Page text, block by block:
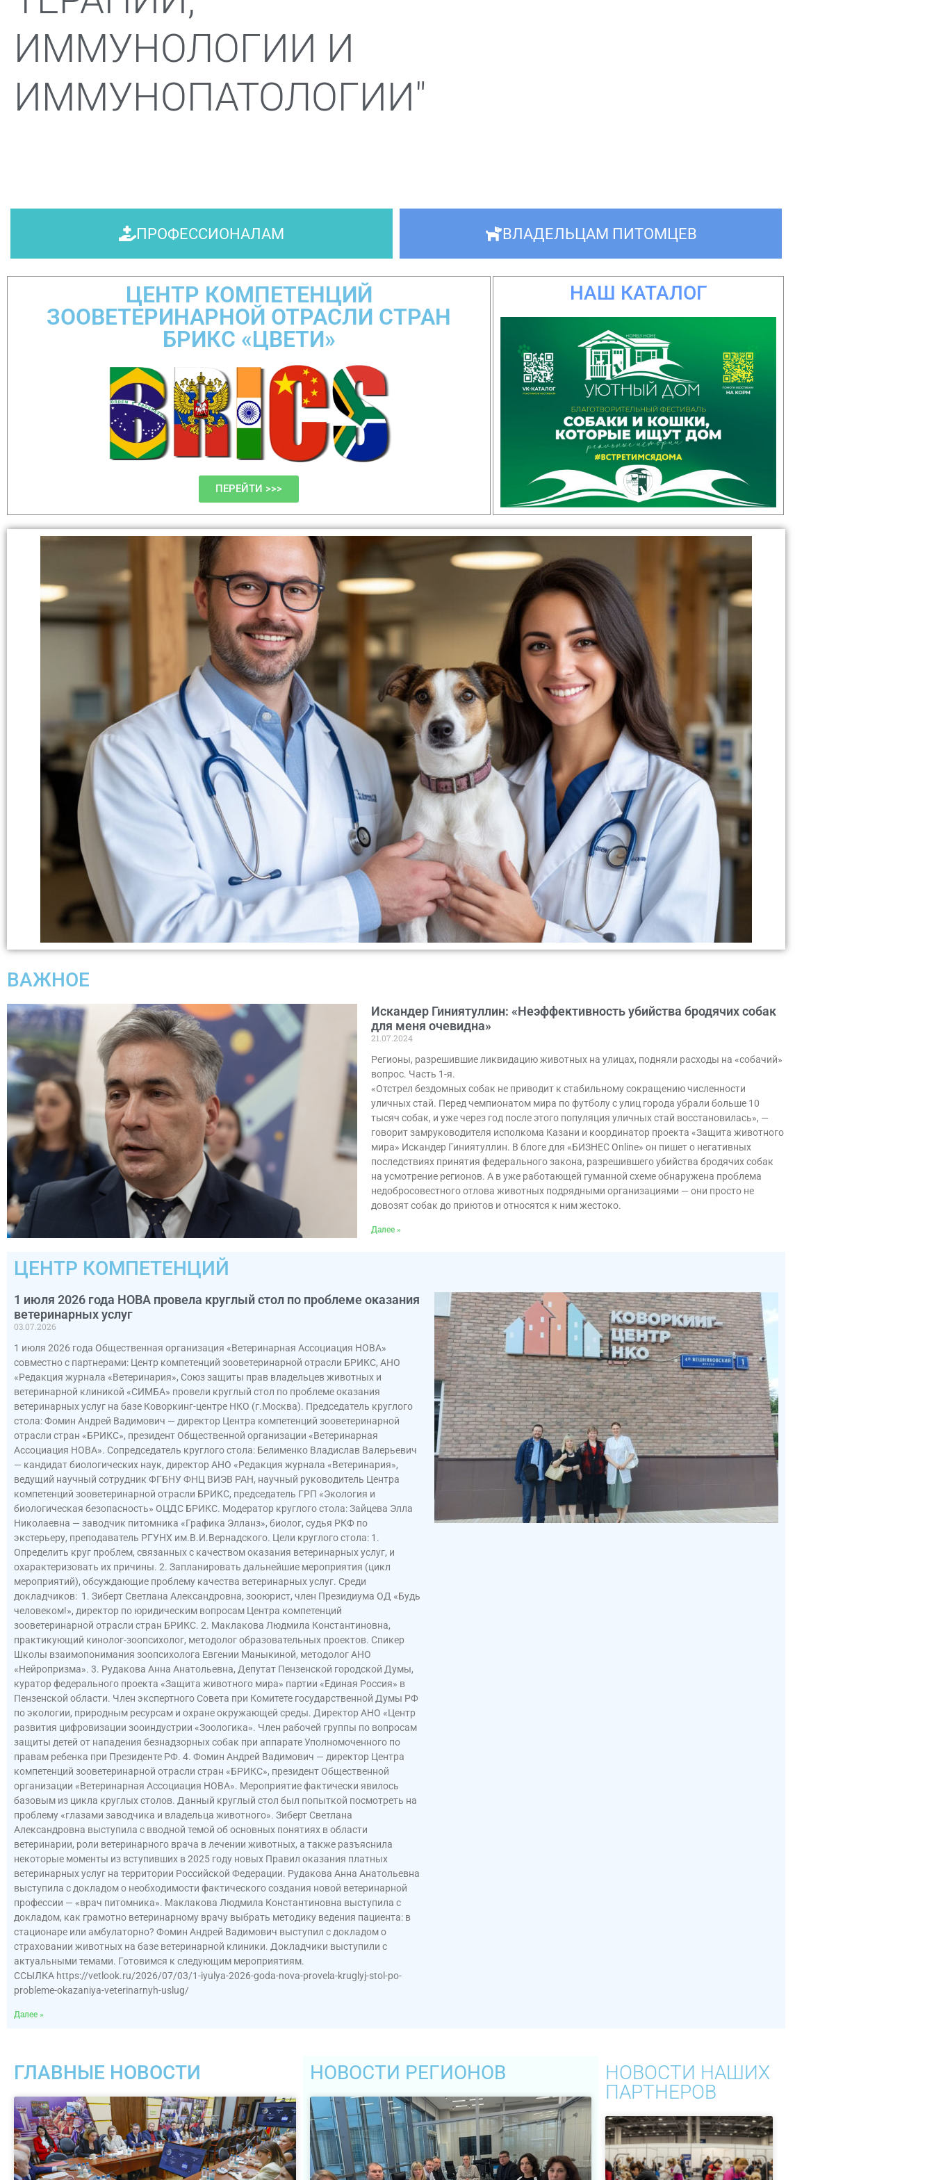
ИММУНОЛОГИИ И
ИММУНОПАТОЛОГИИ"
ПРОФЕССИОНАЛАМ ВЛАДЕЛЬЦАМ ПИТОМЦЕВ
ЦЕНТР КОМПЕТЕНЦИЙ
ЗООВЕТЕРИНАРНОЙ ОТРАСЛИ СТРАН
БРИКС «ЦВЕТИ»
ПЕРЕЙТИ >>>
НАШ КАТАЛОГ
ВАЖНОЕ
Искандер Гиниятуллин: «Неэффективность убийства бродячих собак
для меня очевидна»
21.07.2024
Регионы, разрешившие ликвидацию животных на улицах, подняли расходы на «собачий»
вопрос. Часть 1-я.
«Отстрел бездомных собак не приводит к стабильному сокращению численности
уличных стай. Перед чемпионатом мира по футболу с улиц города убрали больше 10
тысяч собак, и уже через год после этого популяция уличных стай восстановилась», —
говорит замруководителя исполкома Казани и координатор проекта «Защита животного
мира» Искандер Гиниятуллин. В блоге для «БИЗНЕС Online» он пишет о негативных
последствиях принятия федерального закона, разрешившего убийства бродячих собак
на усмотрение регионов. А в уже работающей гуманной схеме обнаружена проблема
недобросовестного отлова животных подрядными организациями — они просто не
довозят собак до приютов и относятся к ним жестоко.
Далее »
ЦЕНТР КОМПЕТЕНЦИЙ
1 июля 2026 года НОВА провела круглый стол по проблеме оказания
ветеринарных услуг
03.07.2026
1 июля 2026 года Общественная организация «Ветеринарная Ассоциация НОВА»
совместно с партнерами: Центр компетенций зооветеринарной отрасли БРИКС, АНО
«Редакция журнала «Ветеринария», Союз защиты прав владельцев животных и
ветеринарной клиникой «СИМБА» провели круглый стол по проблеме оказания
ветеринарных услуг на базе Коворкинг-центре НКО (г.Москва). Председатель круглого
стола: Фомин Андрей Вадимович — директор Центра компетенций зооветеринарной
отрасли стран «БРИКС», президент Общественной организации «Ветеринарная
Ассоциация НОВА». Сопредседатель круглого стола: Белименко Владислав Валерьевич
— кандидат биологических наук, директор АНО «Редакция журнала «Ветеринария»,
ведущий научный сотрудник ФГБНУ ФНЦ ВИЭВ РАН, научный руководитель Центра
компетенций зооветеринарной отрасли БРИКС, председатель ГРП «Экология и
биологическая безопасность» ОЦДС БРИКС. Модератор круглого стола: Зайцева Элла
Николаевна — заводчик питомника «Графика Элланз», биолог, судья РКФ по
экстерьеру, преподаватель РГУНХ им.В.И.Вернадского. Цели круглого стола: 1.
Определить круг проблем, связанных с качеством оказания ветеринарных услуг, и
охарактеризовать их причины. 2. Запланировать дальнейшие мероприятия (цикл
мероприятий), обсуждающие проблему качества ветеринарных услуг. Среди
докладчиков: 1. Зиберт Светлана Александровна, зооюрист, член Президиума ОД «Будь
человеком!», директор по юридическим вопросам Центра компетенций
зооветеринарной отрасли стран БРИКС. 2. Маклакова Людмила Константиновна,
практикующий кинолог-зоопсихолог, методолог образовательных проектов. Спикер
Школы взаимопонимания зоопсихолога Евгении Маныкиной, методолог АНО
«Нейропризма». 3. Рудакова Анна Анатольевна, Депутат Пензенской городской Думы,
куратор федерального проекта «Защита животного мира» партии «Единая Россия» в
Пензенской области. Член экспертного Совета при Комитете государственной Думы РФ
по экологии, природным ресурсам и охране окружающей среды. Директор АНО «Центр
развития цифровизации зооиндустрии «Зоологика». Член рабочей группы по вопросам
защиты детей от нападения безнадзорных собак при аппарате Уполномоченного по
правам ребенка при Президенте РФ. 4. Фомин Андрей Вадимович — директор Центра
компетенций зооветеринарной отрасли стран «БРИКС», президент Общественной
организации «Ветеринарная Ассоциация НОВА». Мероприятие фактически явилось
базовым из цикла круглых столов. Данный круглый стол был попыткой посмотреть на
проблему «глазами заводчика и владельца животного». Зиберт Светлана
Александровна выступила с вводной темой об основных понятиях в области
ветеринарии, роли ветеринарного врача в лечении животных, а также разъяснила
некоторые моменты из вступивших в 2025 году новых Правил оказания платных
ветеринарных услуг на территории Российской Федерации. Рудакова Анна Анатольевна
выступила с докладом о необходимости фактического создания новой ветеринарной
профессии — «врач питомника». Маклакова Людмила Константиновна выступила с
докладом, как грамотно ветеринарному врачу выбрать методику ведения пациента: в
стационаре или амбулаторно? Фомин Андрей Вадимович выступил с докладом о
страховании животных на базе ветеринарной клиники. Докладчики выступили с
актуальными темами. Готовимся к следующим мероприятиям.
ССЫЛКА https://vetlook.ru/2026/07/03/1-iyulya-2026-goda-nova-provela-kruglyj-stol-po-
probleme-okazaniya-veterinarnyh-uslug/
Далее »
ГЛАВНЫЕ НОВОСТИ НОВОСТИ РЕГИОНОВ
НОВОСТИ НАШИХ
ПАРТНЕРОВ